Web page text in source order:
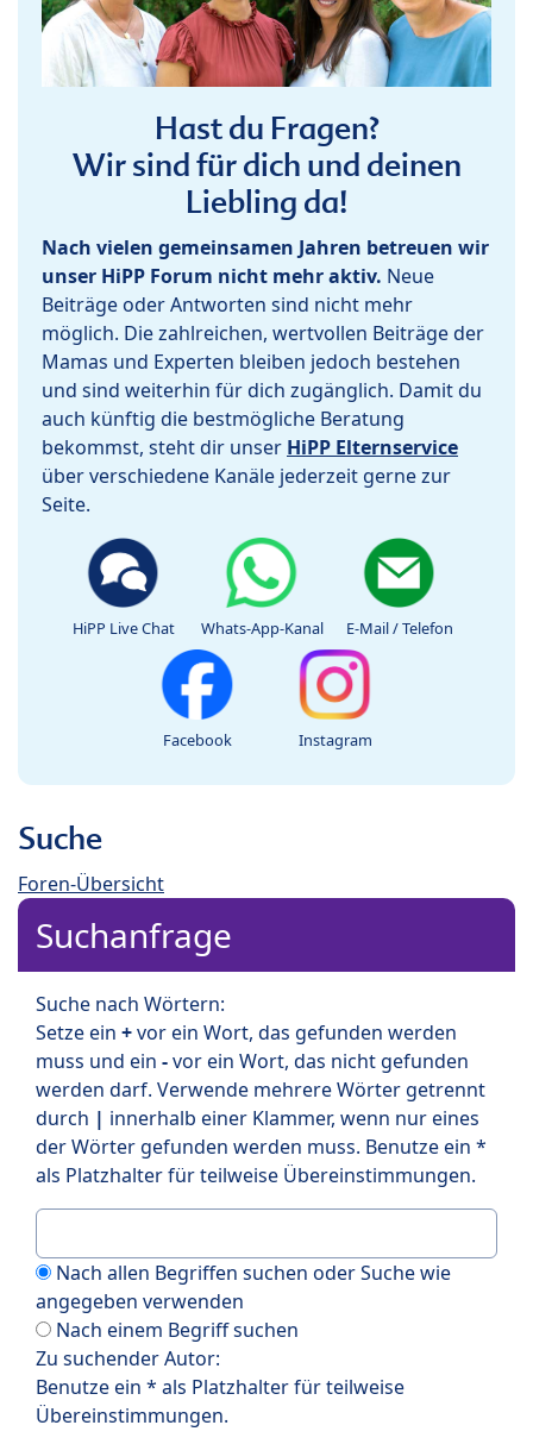
Hast du Fragen?
Wir sind für dich und deinen
Liebling da!
Nach vielen gemeinsamen Jahren betreuen wir
unser HiPP Forum nicht mehr aktiv. Neue
Beiträge oder Antworten sind nicht mehr
möglich. Die zahlreichen, wertvollen Beiträge der
Mamas und Experten bleiben jedoch bestehen
und sind weiterhin für dich zugänglich. Damit du
auch künftig die bestmögliche Beratung
bekommst, steht dir unser HiPP Elternservice
über verschiedene Kanäle jederzeit gerne zur
Seite.
HiPP Live Chat Whats-App-Kanal E-Mail / Telefon
Facebook Instagram
Suche
Foren-Übersicht
Suchanfrage
Suche nach Wörtern:
Setze ein +vor ein Wort, das gefunden werden
muss und ein -vor ein Wort, das nicht gefunden
werden darf. Verwende mehrere Wörter getrennt
durch | innerhalb einer Klammer, wenn nur eines
der Wörter gefunden werden muss. Benutze ein *
als Platzhalter für teilweise Übereinstimmungen.
Nach allen Begriffen suchen oder Suche wie
angegeben verwenden
Nach einem Begriff suchen
Zu suchender Autor:
Benutze ein * als Platzhalter für teilweise
Übereinstimmungen.